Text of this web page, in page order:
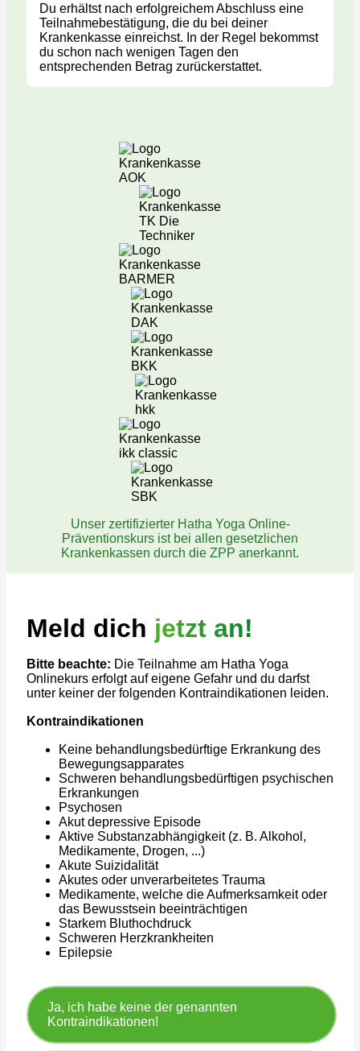
Du erhältst nach erfolgreichem Abschluss eine
Teilnahmebestätigung, die du bei deiner
Krankenkasse einreichst. In der Regel bekommst
du schon nach wenigen Tagen den
entsprechenden Betrag zurückerstattet.
Unser zertifizierter Hatha Yoga Online-
Präventionskurs ist bei allen gesetzlichen
Krankenkassen durch die ZPP anerkannt.
Meld dich jetzt an!
Bitte beachte: Die Teilnahme am Hatha Yoga
Onlinekurs erfolgt auf eigene Gefahr und du darfst
unter keiner der folgenden Kontraindikationen leiden.
Kontraindikationen
Keine behandlungsbedürftige Erkrankung des
Bewegungsapparates
Schweren behandlungsbedürftigen psychischen
Erkrankungen
Psychosen
Akut depressive Episode
Aktive Substanzabhängigkeit (z. B. Alkohol,
Medikamente, Drogen, ...)
Akute Suizidalität
Akutes oder unverarbeitetes Trauma
Medikamente, welche die Aufmerksamkeit oder
das Bewusstsein beeinträchtigen
Starkem Bluthochdruck
Schweren Herzkrankheiten
Epilepsie
Ja, ich habe keine der genannten
Kontraindikationen!